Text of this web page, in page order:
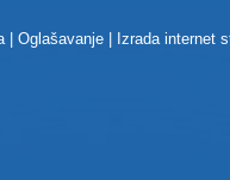
|Oglašavanje Izrada internet